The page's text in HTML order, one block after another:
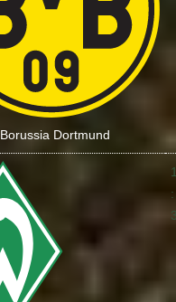
Borussia Dortmund
: